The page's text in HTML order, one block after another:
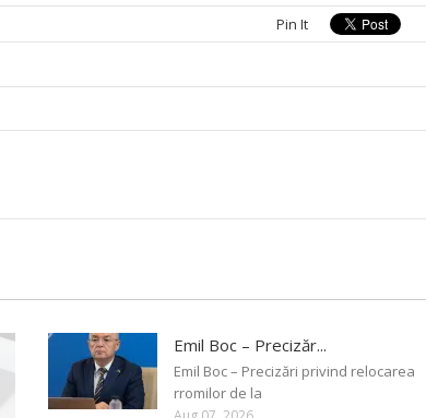
Pin It
Emil Boc – Precizăr...
Emil Boc – Precizări privind relocarea
rromilor de la